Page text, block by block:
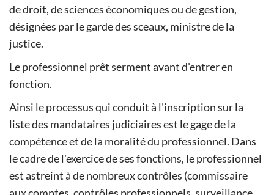
de droit, de sciences économiques ou de gestion,
désignées par le garde des sceaux, ministre de la
justice.
Le professionnel prêt serment avant d'entrer en
fonction.
Ainsi le processus qui conduit à l'inscription sur la
liste des mandataires judiciaires est le gage de la
compétence et de la moralité du professionnel. Dans
le cadre de l'exercice de ses fonctions, le professionnel
est astreint à de nombreux contrôles (commissaire